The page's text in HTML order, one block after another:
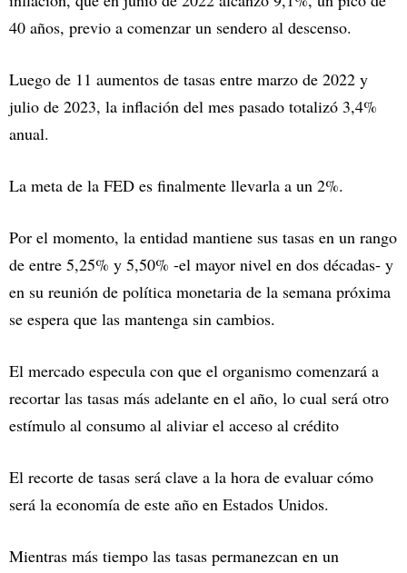
40 años, previo a comenzar un sendero al descenso.
Luego de 11 aumentos de tasas entre marzo de 2022 y
julio de 2023, la inflación del mes pasado totalizó 3,4%
anual.
La meta de la FED es finalmente llevarla a un 2%.
Por el momento, la entidad mantiene sus tasas en un rango
de entre 5,25% y 5,50% -el mayor nivel en dos décadas- y
en su reunión de política monetaria de la semana próxima
se espera que las mantenga sin cambios.
El mercado especula con que el organismo comenzará a
recortar las tasas más adelante en el año, lo cual será otro
estímulo al consumo al aliviar el acceso al crédito
El recorte de tasas será clave a la hora de evaluar cómo
será la economía de este año en Estados Unidos.
Mientras más tiempo las tasas permanezcan en un